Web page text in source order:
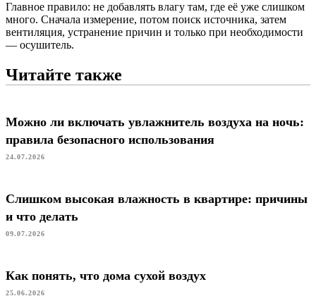
Главное правило: не добавлять влагу там, где её уже слишком
много. Сначала измерение, потом поиск источника, затем
вентиляция, устранение причин и только при необходимости
— осушитель.
Читайте также
Можно ли включать увлажнитель воздуха на ночь:
правила безопасного использования
24.07.2026
Слишком высокая влажность в квартире: причины
и что делать
09.07.2026
Как понять, что дома сухой воздух
25.06.2026